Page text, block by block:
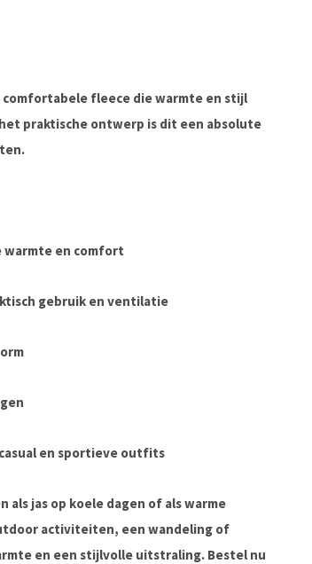
comfortabele fleece die warmte en stijl
praktische ontwerp is dit een absolute
warmte en comfort
gebruik en ventilatie
en sportieve outfits
als jas op koele dagen of als warme
activiteiten, een wandeling of
en een stijlvolle uitstraling. Bestel nu